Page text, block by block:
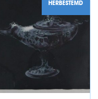
HERBESTEMD